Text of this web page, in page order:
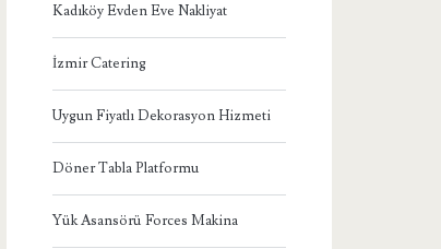
Kadıköy Evden Eve Nakliyat
İzmir Catering
Uygun Fiyatlı Dekorasyon Hizmeti
Döner Tabla Platformu
Yük Asansörü Forces Makina